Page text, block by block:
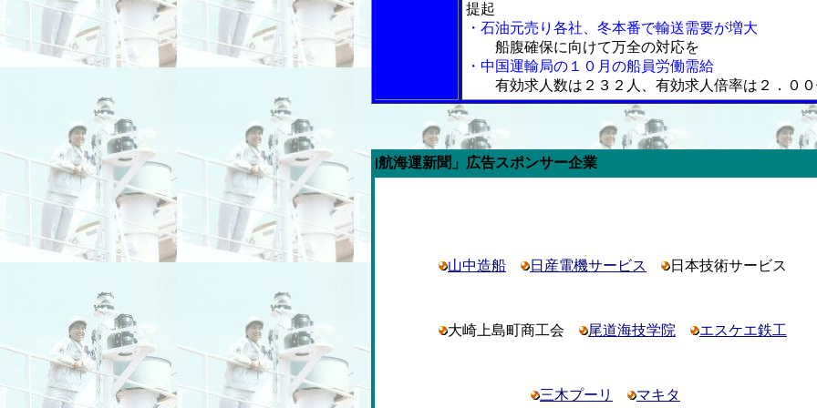
提起
・石油元売り各社、冬本番で輸送需要が増大
船腹確保に向けて万全の対応を
・中国運輸局の１０月の船員労働需給
有効求人数は２３２人、有効求人倍率は２．０
今週の「内航海運新聞」広告スポンサー企業
山中造船 日産電機サービス 日本技術サービス
大崎上島町商工会 尾道海技学院 エスケエ鉄工
三木プーリ マキタ